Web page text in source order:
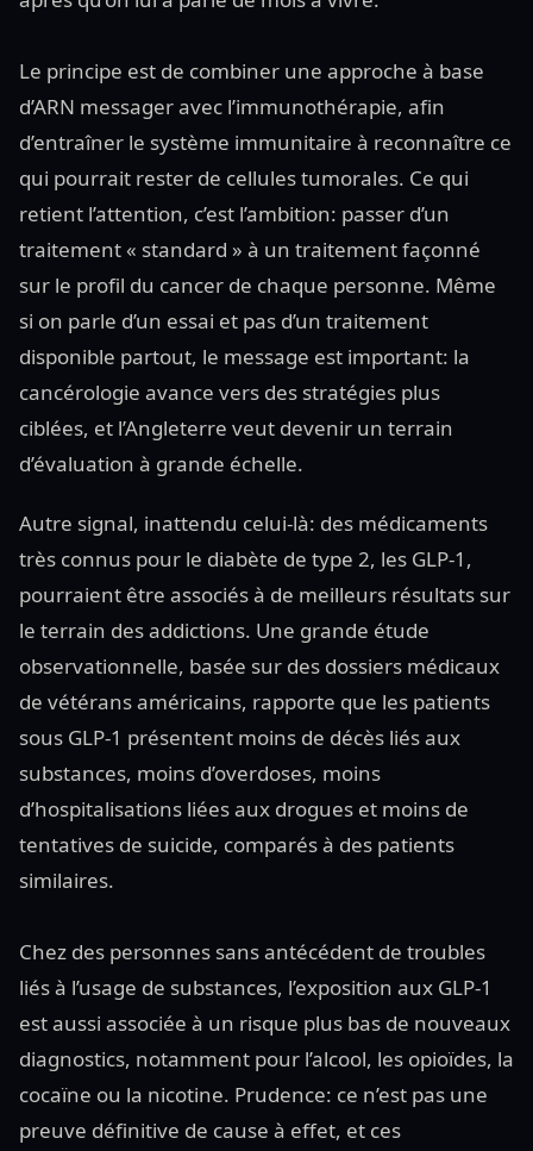
Le principe est de combiner une approche à base
d’ARN messager avec l’immunothérapie, afin
d’entraîner le système immunitaire à reconnaître ce
qui pourrait rester de cellules tumorales. Ce qui
retient l’attention, c’est l’ambition: passer d’un
traitement « standard » à un traitement façonné
sur le profil du cancer de chaque personne. Même
si on parle d’un essai et pas d’un traitement
disponible partout, le message est important: la
cancérologie avance vers des stratégies plus
ciblées, et l’Angleterre veut devenir un terrain
d’évaluation à grande échelle.
Autre signal, inattendu celui-là: des médicaments
très connus pour le diabète de type 2, les GLP-1,
pourraient être associés à de meilleurs résultats sur
le terrain des addictions. Une grande étude
observationnelle, basée sur des dossiers médicaux
de vétérans américains, rapporte que les patients
sous GLP-1 présentent moins de décès liés aux
substances, moins d’overdoses, moins
d’hospitalisations liées aux drogues et moins de
tentatives de suicide, comparés à des patients
similaires.
Chez des personnes sans antécédent de troubles
liés à l’usage de substances, l’exposition aux GLP-1
est aussi associée à un risque plus bas de nouveaux
diagnostics, notamment pour l’alcool, les opioïdes, la
cocaïne ou la nicotine. Prudence: ce n’est pas une
preuve définitive de cause à effet, et ces